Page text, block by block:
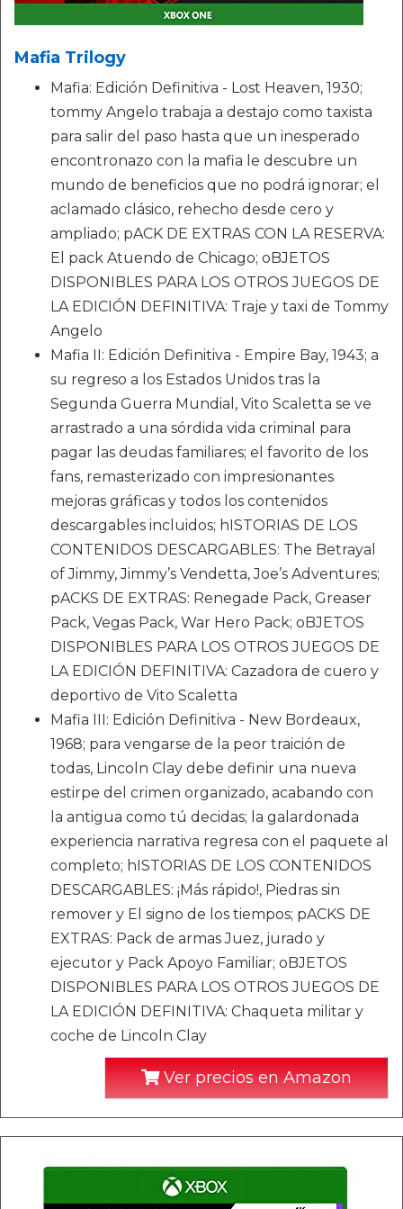
Mafia Trilogy
Mafia: Edición Definitiva - Lost Heaven, 1930;
tommy Angelo trabaja a destajo como taxista
para salir del paso hasta que un inesperado
encontronazo con la mafia le descubre un
mundo de beneficios que no podrá ignorar; el
aclamado clásico, rehecho desde cero y
ampliado; pACK DE EXTRAS CON LA RESERVA:
El pack Atuendo de Chicago; oBJETOS
DISPONIBLES PARA LOS OTROS JUEGOS DE
LA EDICIÓN DEFINITIVA: Traje y taxi de Tommy
Angelo
Mafia II: Edición Definitiva - Empire Bay, 1943; a
su regreso a los Estados Unidos tras la
Segunda Guerra Mundial, Vito Scaletta se ve
arrastrado a una sórdida vida criminal para
pagar las deudas familiares; el favorito de los
fans, remasterizado con impresionantes
mejoras gráficas y todos los contenidos
descargables incluidos; hISTORIAS DE LOS
CONTENIDOS DESCARGABLES: The Betrayal
of Jimmy, Jimmy’s Vendetta, Joe’s Adventures;
pACKS DE EXTRAS: Renegade Pack, Greaser
Pack, Vegas Pack, War Hero Pack; oBJETOS
DISPONIBLES PARA LOS OTROS JUEGOS DE
LA EDICIÓN DEFINITIVA: Cazadora de cuero y
deportivo de Vito Scaletta
Mafia III: Edición Definitiva - New Bordeaux,
1968; para vengarse de la peor traición de
todas, Lincoln Clay debe definir una nueva
estirpe del crimen organizado, acabando con
la antigua como tú decidas; la galardonada
experiencia narrativa regresa con el paquete al
completo; hISTORIAS DE LOS CONTENIDOS
DESCARGABLES: ¡Más rápido!, Piedras sin
remover y El signo de los tiempos; pACKS DE
EXTRAS: Pack de armas Juez, jurado y
ejecutor y Pack Apoyo Familiar; oBJETOS
DISPONIBLES PARA LOS OTROS JUEGOS DE
LA EDICIÓN DEFINITIVA: Chaqueta militar y
coche de Lincoln Clay
Ver precios en Amazon